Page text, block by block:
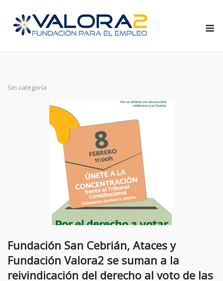
contenido
Sin categoría
Fundación San Cebrián, Ataces y
Fundación Valora2 se suman a la
reivindicación del derecho al voto de las